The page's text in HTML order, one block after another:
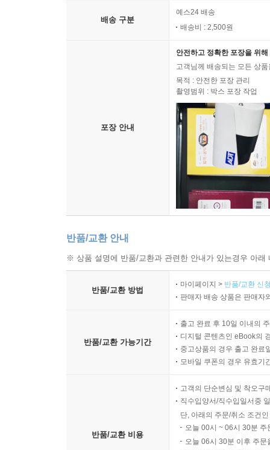
배송 구분
예스24 배송
배송비 : 2,500원
포장 안내
안전하고 정확한 포장을 위
고객님께 배송되는 모든 상
목적 : 안전한 포장 관리
촬영범위 : 박스 포장 작업
반품/교환 안내
※ 상품 설명에 반품/교환과 관련한 안내가 있는경우 아
반품/교환 방법
마이페이지 > 반품/교환 신
판매자 배송 상품은 판매자
반품/교환 가능기간
출고 완료 후 10일 이내의
디지털 콘텐츠인 eBook의
중고상품의 경우 출고 완료
모바일 쿠폰의 경우 유효기
반품/교환 비용
고객의 단순변심 및 착오구
직수입양서/직수입일서중
단, 아래의 주문/취소 조건
오늘 00시 ~ 06시 30분
오늘 06시 30분 이후 주